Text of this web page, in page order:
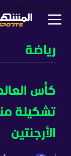
أخبار برامجالمشهد
رياضة
تشكيلة
الأرجنتين